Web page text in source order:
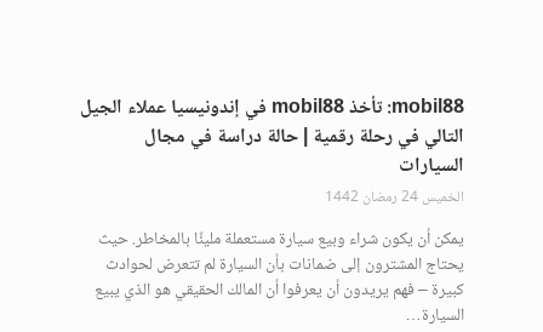
mobil88: تأخذ mobil88 في إندونيسيا عملاء الجيل
التالي في رحلة رقمية | حالة دراسة في مجال
السيارات
الخميس 24 رمضان 1442
يمكن أن يكون شراء وبيع سيارة مستعملة مليئًا بالمخاطر. حيث
يحتاج المشترون إلى ضمانات بأن السيارة لم تتعرض لحوادث
كبيرة – فهم يريدون أن يعرفوا أن المالك الحقيقي هو الذي يبيع
السيارة…